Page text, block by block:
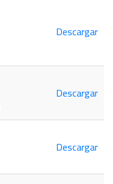
Descargar
Descargar
Descargar